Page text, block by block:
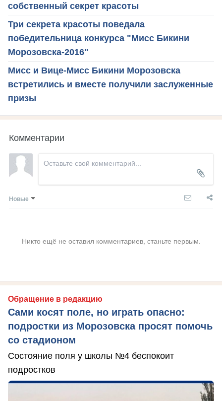
собственный секрет красоты
Три секрета красоты поведала
победительница конкурса "Мисс Бикини
Морозовска-2016"
Мисс и Вице-Мисс Бикини Морозовска
встретились и вместе получили заслуженные
призы
Комментарии
Новые
Никто ещё не оставил комментариев, станьте первым.
Обращение в редакцию
Сами косят поле, но играть опасно:
подростки из Морозовска просят помочь
со стадионом
Состояние поля у школы №4 беспокоит
подростков